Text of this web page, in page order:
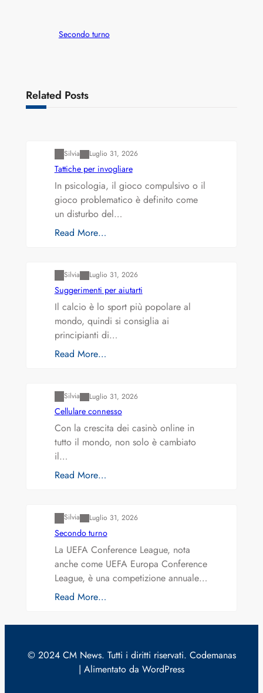
Secondo turno
Related Posts
Silvia Luglio 31, 2026
Tattiche per invogliare
In psicologia, il gioco compulsivo o il
gioco problematico è definito come
un disturbo del…
Read More…
Silvia Luglio 31, 2026
Suggerimenti per aiutarti
Il calcio è lo sport più popolare al
mondo, quindi si consiglia ai
principianti di…
Read More…
Silvia Luglio 31, 2026
Cellulare connesso
Con la crescita dei casinò online in
tutto il mondo, non solo è cambiato
il…
Read More…
Silvia Luglio 31, 2026
Secondo turno
La UEFA Conference League, nota
anche come UEFA Europa Conference
League, è una competizione annuale…
Read More…
© 2024 CM News. Tutti i diritti riservati. Codemanas
| Alimentato da WordPress